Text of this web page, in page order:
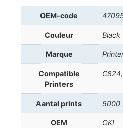
OEM-code
Couleur Black
Marque
Compatible
Printers
Aantal prints 5000
OEM OKI